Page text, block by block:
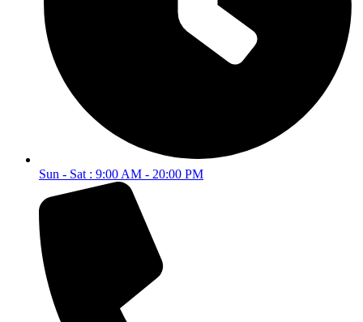
Sun - Sat : 9:00 AM - 20:00 PM